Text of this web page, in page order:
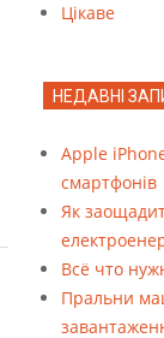
Цікаве
НЕДАВНІ
Apple
смартфонів
Як
Всё что
Пральни